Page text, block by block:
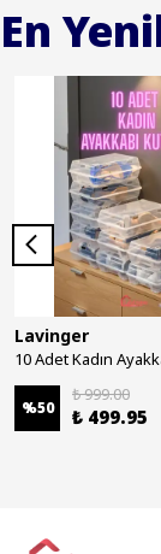
En
Lavinger
%50
₺ 999.00
₺ 499.95